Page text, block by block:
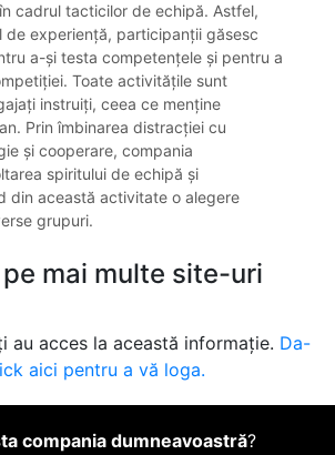
cadrul tacticilor de echipă. Astfel,
de experiență, participanții găsesc
a-și testa competențele și pentru a
Toate activitățile sunt
instruiți, ceea ce menține
Prin îmbinarea distracției cu
și cooperare, compania
spiritului de echipă și
din această activitate o alegere
grupuri.
mai multe site-uri
au acces la această informație. Da-
aici pentru a vă loga.
compania dumneavoastră?